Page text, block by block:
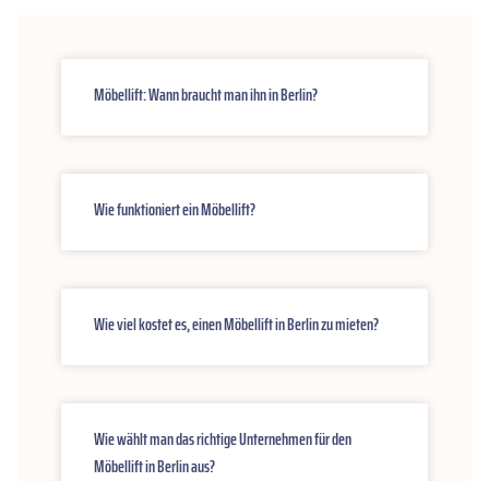
Möbellift: Wann braucht man ihn in Berlin?
Wie funktioniert ein Möbellift?
Wie viel kostet es, einen Möbellift in Berlin zu mieten?
Wie wählt man das richtige Unternehmen für den
Möbellift in Berlin aus?